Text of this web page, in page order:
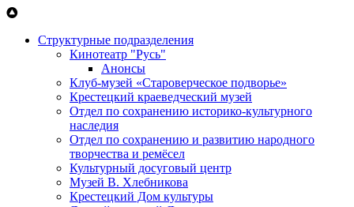
Перейти к основному содержанию
Структурные подразделения
Кинотеатр "Русь"
Анонсы
Клуб-музей «Староверческое подворье»
Крестецкий краеведческий музей
Отдел по сохранению историко-культурного
наследия
Отдел по сохранению и развитию народного
творчества и ремёсел
Культурный досуговый центр
Музей В. Хлебникова
Крестецкий Дом культуры